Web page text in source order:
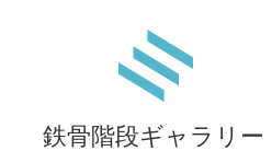
鉄骨階段ギャラリー